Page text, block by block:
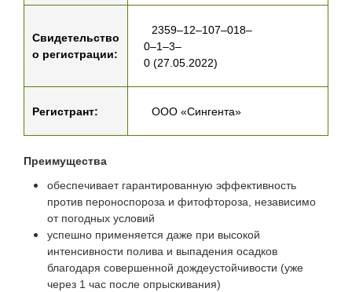
Свидетельство
о регистрации:
2359–12–107–018–
0–1–3–
0 (27.05.2022)
Регистрант: ООО «Сингента»
Преимущества
обеспечивает гарантированную эффективность
против пероноспороза и фитофтороза, независимо
от погодных условий
успешно применяется даже при высокой
интенсивности полива и выпадения осадков
благодаря совершенной дождеустойчивости (уже
через 1 час после опрыскивания)